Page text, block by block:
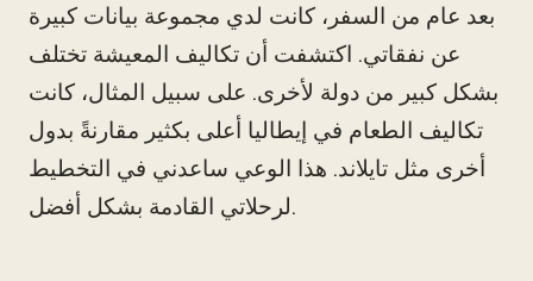
بعد عام من السفر، كانت لدي مجموعة بيانات كبيرة
عن نفقاتي. اكتشفت أن تكاليف المعيشة تختلف
بشكل كبير من دولة لأخرى. على سبيل المثال، كانت
تكاليف الطعام في إيطاليا أعلى بكثير مقارنةً بدول
أخرى مثل تايلاند. هذا الوعي ساعدني في التخطيط
لرحلاتي القادمة بشكل أفضل.